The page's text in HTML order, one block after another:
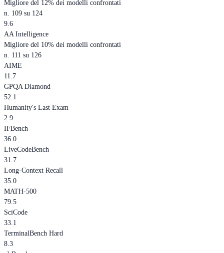
Migliore del 12% dei modelli confrontati
n. 109 su 124
9.6
AA Intelligence
Migliore del 10% dei modelli confrontati
n. 111 su 126
AIME
11.7
GPQA Diamond
52.1
Humanity's Last Exam
2.9
IFBench
36.0
LiveCodeBench
31.7
Long-Context Recall
35.0
MATH-500
79.5
SciCode
33.1
TerminalBench Hard
8.3